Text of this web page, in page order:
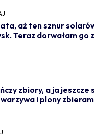
aż ten sznur
Teraz dorwałam go
zbiory, a ja jeszcze
i plony